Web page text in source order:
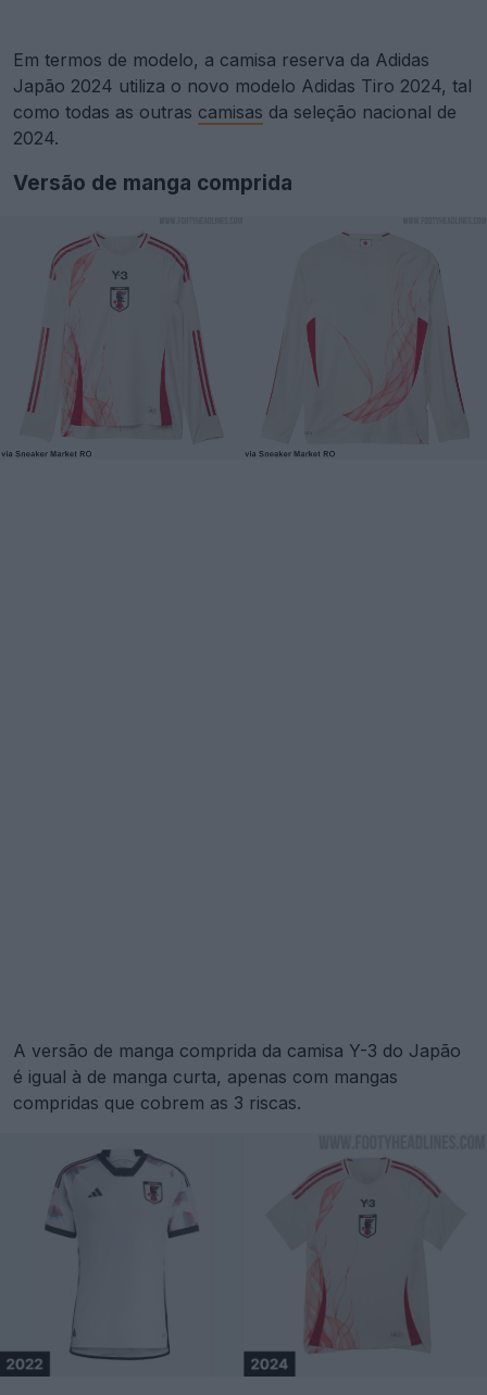
Em termos de modelo, a camisa reserva da Adidas
Japão 2024 utiliza o novo modelo Adidas Tiro 2024, tal
como todas as outras camisas da seleção nacional de
2024.
Versão de manga comprida
A versão de manga comprida da camisa Y-3 do Japão
é igual à de manga curta, apenas com mangas
compridas que cobrem as 3 riscas.